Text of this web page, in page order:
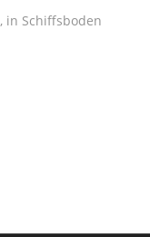
in Schiffsboden